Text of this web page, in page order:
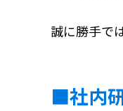
誠に勝手で
■社内